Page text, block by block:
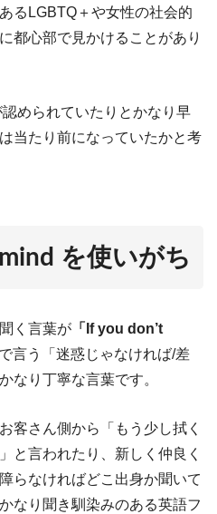
るLGBTQ＋や女性の社会的
都心部で見かけることがあり
められていたりとかなり早
当たり前になっていたかと考
を使いがち
く言葉が 「If you don’t
言う「迷惑じゃなければ/差
なり丁寧な言葉です。
客さん側から「もう少し拭く
と言われたり、新しく仲良く
らなければどこ出身か聞いて
なり聞き馴染みのある英語フ